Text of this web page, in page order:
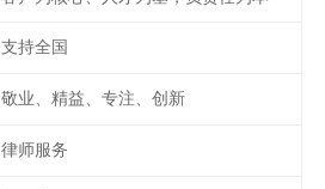
支持全国
敬业、精益、专注、创新
律师服务